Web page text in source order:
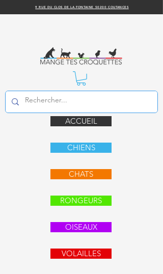
9 RUE DU CLOS DE LA FONTAINE 50200 COUTANCES
ACCUEIL
CHIENS
CHATS
RONGEURS
OISEAUX
VOLAILLES